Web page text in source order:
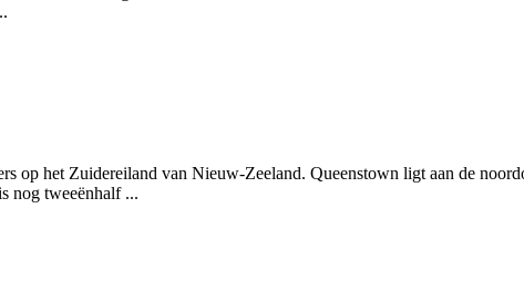
op het Zuidereiland van Nieuw-Zeeland. Queenstown ligt aan de
nog tweeënhalf ...